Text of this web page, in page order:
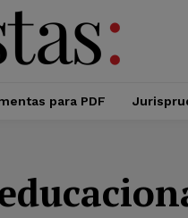
para PDF